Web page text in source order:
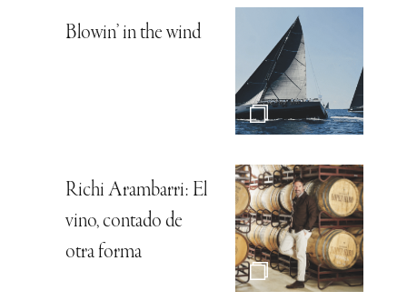
Blowin’ in the wind
Richi Arambarri: El
vino, contado de
otra forma